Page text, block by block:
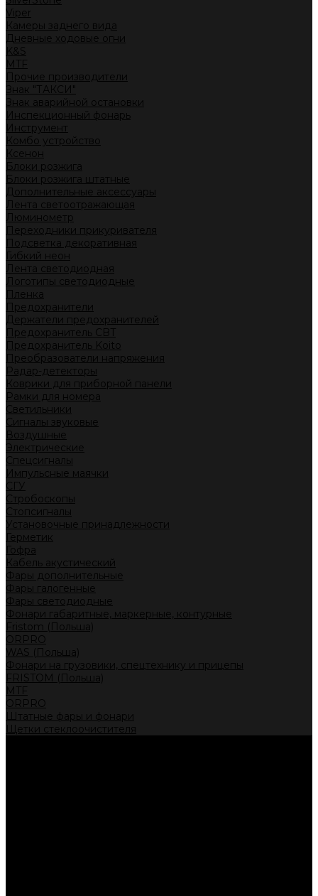
Viper
Камеры заднего вида
Дневные ходовые огни
K&S
MTF
Прочие производители
Знак "ТАКСИ"
Знак аварийной остановки
Инспекционный фонарь
Инструмент
Комбо устройство
Ксенон
Блоки розжига
Блоки розжига штатные
Дополнительные аксессуары
Лента светоотражающая
Люминометр
Переходники прикуривателя
Подсветка декоративная
Гибкий неон
Лента светодиодная
Логотипы светодиодные
Пленка
Предохранители
Держатели предохранителей
Предохранитель CBT
Предохранитель Koito
Преобразователи напряжения
Радар-детекторы
Коврики для приборной панели
Рамки для номера
Светильники
Сигналы звуковые
Воздушные
Электрические
Спецсигналы
Импульсные маячки
СГУ
Стробоскопы
Стопсигналы
Установочные принадлежности
Герметик
Гофра
Кабель акустический
Фары дополнительные
Фары галогенные
Фары светодиодные
Фонари габаритные, маркерные, контурные
Fristom (Польша)
ORPRO
WAS (Польша)
Фонари на грузовики, спецтехнику и прицепы
FRISTOM (Польша)
MTF
ORPRO
Штатные фары и фонари
Щетки стеклоочистителя